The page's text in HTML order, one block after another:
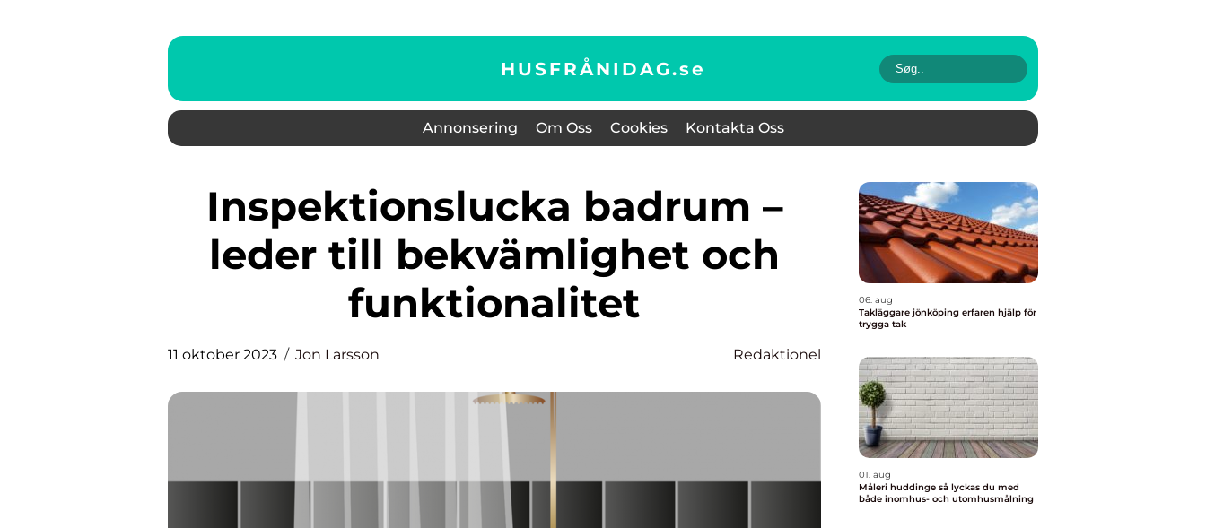
HUSFRÅNIDAG.se
Annonsering Om Oss Cookies Kontakta Oss
Inspektionslucka badrum –
leder till bekvämlighet och
funktionalitet
11 oktober 2023 Jon Larsson Redaktionel
06. aug
Takläggare jönköping erfaren hjälp för
trygga tak
01. aug
Måleri huddinge så lyckas du med
både inomhus- och utomhusmålning